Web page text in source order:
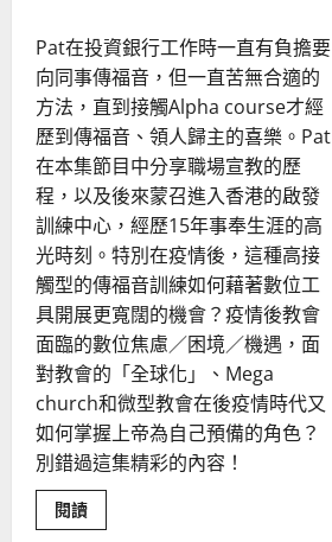
神
相
遇
Pat在投資銀行工作時一直有負擔要
向同事傳福音，但一直苦無合適的
方法，直到接觸Alpha course才經
歷到傳福音、領人歸主的喜樂。Pat
在本集節目中分享職場宣教的歷
程，以及後來蒙召進入香港的啟發
訓練中心，經歷15年事奉生涯的高
光時刻。特別在疫情後，這種高接
觸型的傳福音訓練如何藉著數位工
具開展更寬闊的機會？疫情後教會
面臨的數位焦慮／困境／機遇，面
對教會的「全球化」、Mega
church和微型教會在後疫情時代又
如何掌握上帝為自己預備的角色？
別錯過這集精彩的內容！
閱讀Read
more